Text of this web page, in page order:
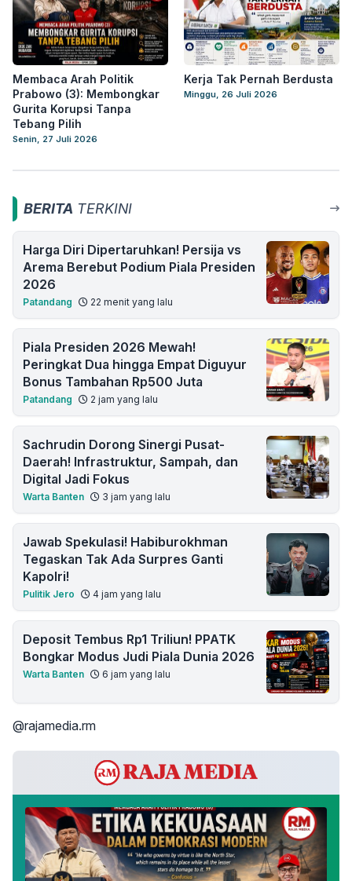
Membaca Arah Politik
Prabowo (3): Membongkar
Gurita Korupsi Tanpa
Tebang Pilih
Senin, 27 Juli 2026
Kerja Tak Pernah Berdusta
Minggu, 26 Juli 2026
BERITA TERKINI
Harga Diri Dipertaruhkan! Persija vs
Arema Berebut Podium Piala Presiden
2026
Patandang 22 menit yang lalu
Piala Presiden 2026 Mewah!
Peringkat Dua hingga Empat Diguyur
Bonus Tambahan Rp500 Juta
Patandang 2 jam yang lalu
Sachrudin Dorong Sinergi Pusat-
Daerah! Infrastruktur, Sampah, dan
Digital Jadi Fokus
Warta Banten 3 jam yang lalu
Jawab Spekulasi! Habiburokhman
Tegaskan Tak Ada Surpres Ganti
Kapolri!
Pulitik Jero 4 jam yang lalu
Deposit Tembus Rp1 Triliun! PPATK
Bongkar Modus Judi Piala Dunia 2026
Warta Banten 6 jam yang lalu
@rajamedia.rm